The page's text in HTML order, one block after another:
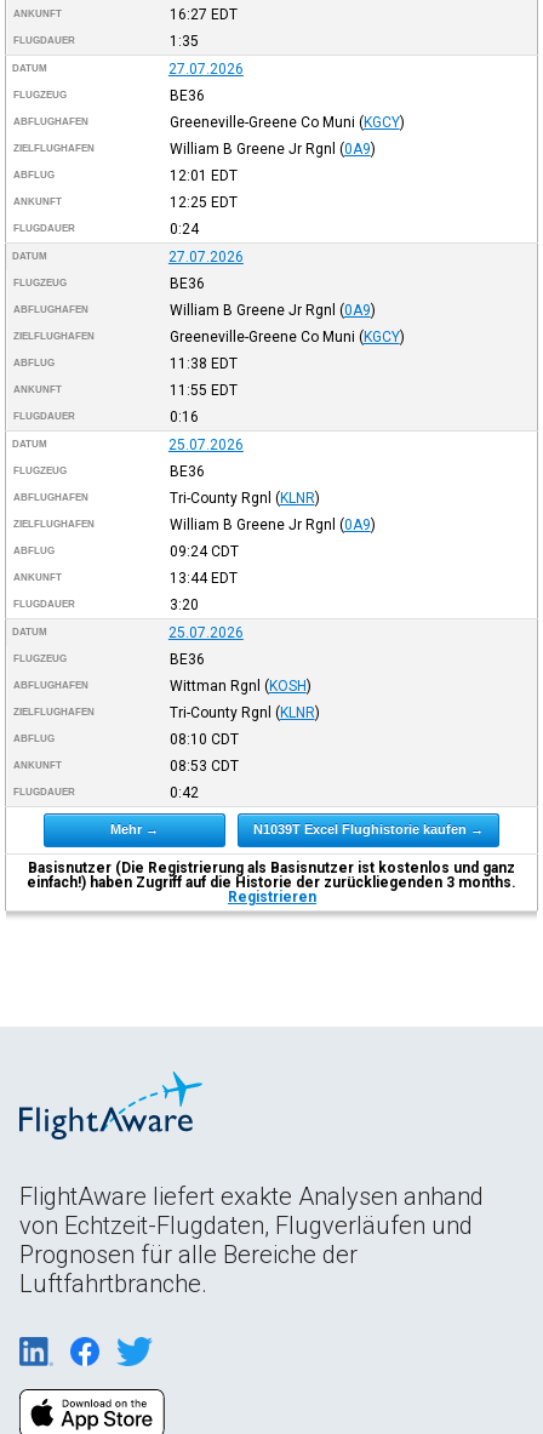
ANKUNFT 16:27 EDT
FLUGDAUER 1:35
DATUM 27.07.2026
FLUGZEUG BE36
ABFLUGHAFEN Greeneville-Greene Co Muni (KGCY)
ZIELFLUGHAFEN William B Greene Jr Rgnl (0A9)
ABFLUG 12:01 EDT
ANKUNFT 12:25 EDT
FLUGDAUER 0:24
DATUM 27.07.2026
FLUGZEUG BE36
ABFLUGHAFEN William B Greene Jr Rgnl (0A9)
ZIELFLUGHAFEN Greeneville-Greene Co Muni (KGCY)
ABFLUG 11:38 EDT
ANKUNFT 11:55 EDT
FLUGDAUER 0:16
DATUM 25.07.2026
FLUGZEUG BE36
ABFLUGHAFEN Tri-County Rgnl (KLNR)
ZIELFLUGHAFEN William B Greene Jr Rgnl (0A9)
ABFLUG 09:24CDT
ANKUNFT 13:44EDT
FLUGDAUER 3:20
DATUM 25.07.2026
FLUGZEUG BE36
ABFLUGHAFEN Wittman Rgnl (KOSH)
ZIELFLUGHAFEN Tri-County Rgnl (KLNR)
ABFLUG 08:10 CDT
ANKUNFT 08:53 CDT
FLUGDAUER 0:42
Mehr → N1039T Excel Flughistorie kaufen →
Basisnutzer (Die Registrierung als Basisnutzer ist kostenlos und ganz
einfach!) haben Zugriff auf die Historie der zurückliegenden 3 months.
Registrieren
FlightAware liefert exakte Analysen anhand
von Echtzeit-Flugdaten, Flugverläufen und
Prognosen für alle Bereiche der
Luftfahrtbranche.